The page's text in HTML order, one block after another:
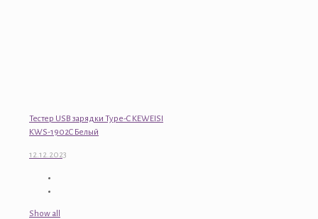
Тестер USB зарядки Type-C KEWEISI
KWS-1902C Белый
12.12.2023
Show all